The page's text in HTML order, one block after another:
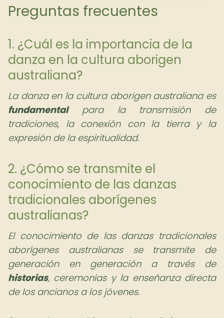
Preguntas frecuentes
1. ¿Cuál es la importancia de la
danza en la cultura aborigen
australiana?
La danza en la cultura aborigen australiana es
fundamentalpara la transmisión de
tradiciones, la conexión con la tierra y la
expresión de la espiritualidad.
2. ¿Cómo se transmite el
conocimiento de las danzas
tradicionales aborígenes
australianas?
El conocimiento de las danzas tradicionales
aborígenes australianas se transmite de
generación en generación a través de
historias, ceremonias y la enseñanza directa
de los ancianos a los jóvenes.